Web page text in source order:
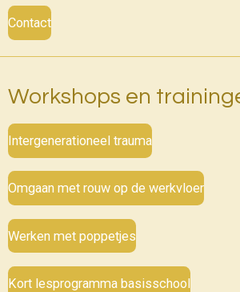
Contact
Workshops en
Intergenerationeel trauma
Omgaan met rouw op de werkvloer
Werken met poppetjes
Kort lesprogramma basisschool